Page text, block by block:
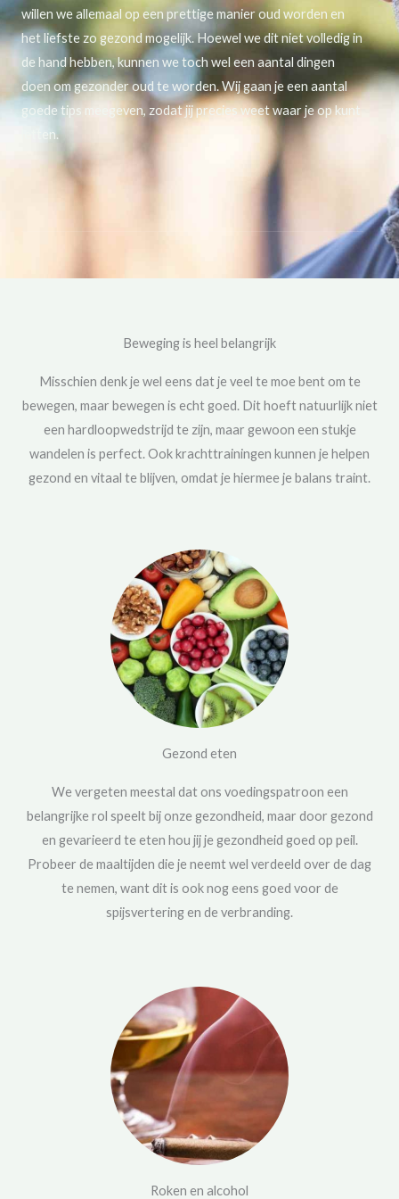
willen we allemaal op een prettige manier oud worden en
het liefste zo gezond mogelijk. Hoewel we dit niet volledig in
de hand hebben, kunnen we toch wel een aantal dingen
doen om gezonder oud te worden. Wij gaan je een aantal
goede tips meegeven, zodat jij precies weet waar je op kunt
letten.
Beweging is heel belangrijk
Misschien denk je wel eens dat je veel te moe bent om te
bewegen, maar bewegen is echt goed. Dit hoeft natuurlijk niet
een hardloopwedstrijd te zijn, maar gewoon een stukje
wandelen is perfect. Ook krachttrainingen kunnen je helpen
gezond en vitaal te blijven, omdat je hiermee je balans traint.
Gezond eten
We vergeten meestal dat ons voedingspatroon een
belangrijke rol speelt bij onze gezondheid, maar door gezond
en gevarieerd te eten hou jij je gezondheid goed op peil.
Probeer de maaltijden die je neemt wel verdeeld over de dag
te nemen, want dit is ook nog eens goed voor de
spijsvertering en de verbranding.
Roken en alcohol